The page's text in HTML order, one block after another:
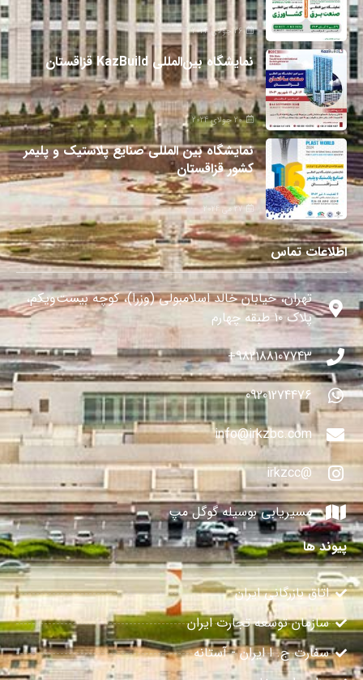
26 جولای 2024
نمایشگاه بین‌المللی KazBuild قزاقستان
20 جولای 2024
نمایشگاه بین المللی صنایع پلاستیک و پلیمر
کشور قزاقستان
27 می 2024
اطلاعات تماس
تهران، خیابان خالد اسلامبولی (وزرا)، کوچه بیست‌ویکم،
پلاک ۱۰ طبقه چهارم
982188107743+
09201274476
info@irkzbc.com
@irkzcc
مسیریابی بوسیله گوگل مپ
پیوند ها
اتاق بازرگانی ایران
سازمان توسعه تجارت ایران
سفارت ج. ا ایران - آستانه